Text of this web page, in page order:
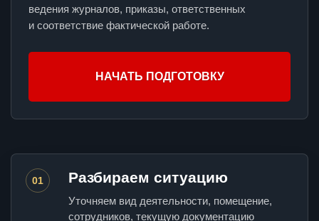
ведения журналов, приказы, ответственных
и соответствие фактической работе.
НАЧАТЬ ПОДГОТОВКУ
01 Разбираем ситуацию
Уточняем вид деятельности, помещение,
сотрудников, текущую документацию